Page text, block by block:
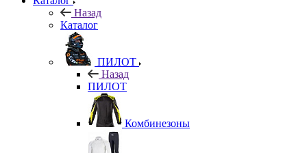
Назад
Каталог
ПИЛОТ
Назад
ПИЛОТ
Комбинезоны